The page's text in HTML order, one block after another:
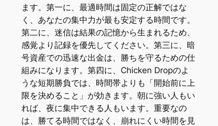
ます。第一に、最適時間は固定の正解ではな
く、あなたの集中力が最も安定する時間です。
第二に、迷信は結果の記憶から生まれるため、
感覚より記録を優先してください。第三に、暗
号資産での迅速な出金は、勝ちを守るための仕
組みになります。第四に、Chicken Dropのよ
うな短期勝負では、時間帯よりも「開始前に上
限を決めること」が効きます。朝に強い人もい
れば、夜に集中できる人もいます。重要なの
は、勝てる時間ではなく、崩れにくい時間を見